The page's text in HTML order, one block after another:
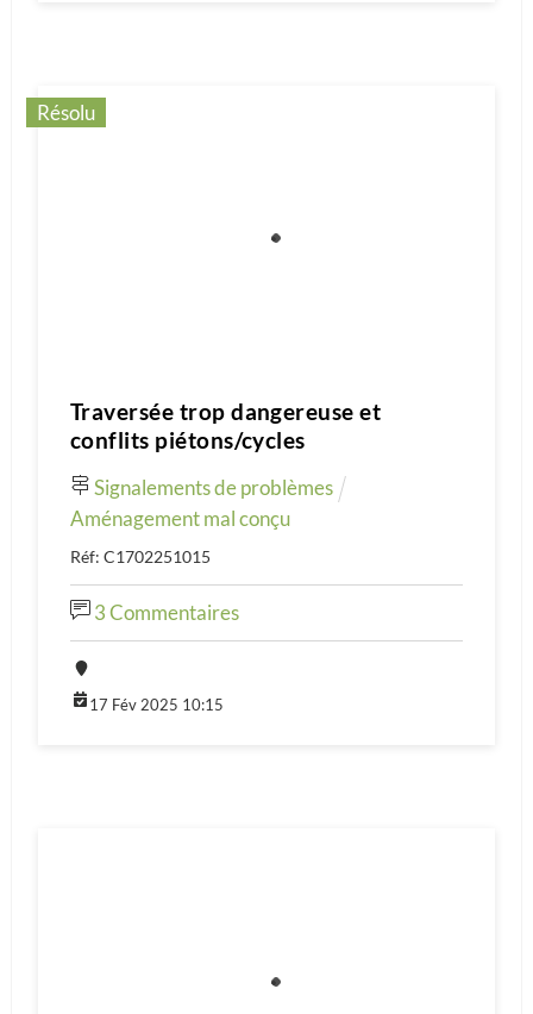
Résolu
Traversée trop dangereuse et
conflits piétons/cycles
Signalements de problèmes
Aménagement mal conçu
Réf: C1702251015
3 Commentaires
17 Fév 2025 10:15